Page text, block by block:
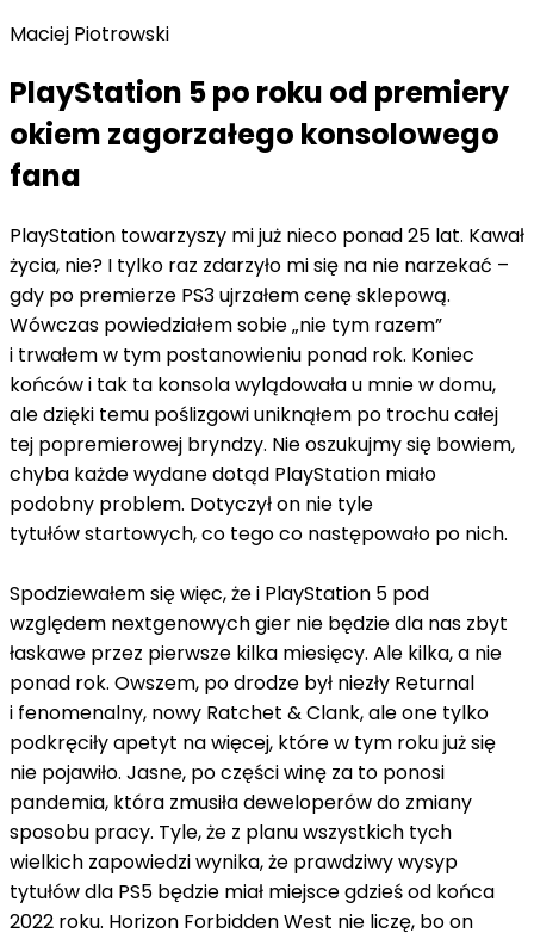
Maciej Piotrowski
PlayStation 5 po roku od premiery
okiem zagorzałego konsolowego
fana
PlayStation towarzyszy mi już nieco ponad 25 lat. Kawał
życia, nie? I tylko raz zdarzyło mi się na nie narzekać –
gdy po premierze PS3 ujrzałem cenę sklepową.
Wówczas powiedziałem sobie „nie tym razem”
i trwałem w tym postanowieniu ponad rok. Koniec
końców i tak ta konsola wylądowała u mnie w domu,
ale dzięki temu poślizgowi uniknąłem po trochu całej
tej popremierowej bryndzy. Nie oszukujmy się bowiem,
chyba każde wydane dotąd PlayStation miało
podobny problem. Dotyczył on nie tyle
tytułów startowych, co tego co następowało po nich.
Spodziewałem się więc, że i PlayStation 5 pod
względem nextgenowych gier nie będzie dla nas zbyt
łaskawe przez pierwsze kilka miesięcy. Ale kilka, a nie
ponad rok. Owszem, po drodze był niezły Returnal
i fenomenalny, nowy Ratchet & Clank, ale one tylko
podkręciły apetyt na więcej, które w tym roku już się
nie pojawiło. Jasne, po części winę za to ponosi
pandemia, która zmusiła deweloperów do zmiany
sposobu pracy. Tyle, że z planu wszystkich tych
wielkich zapowiedzi wynika, że prawdziwy wysyp
tytułów dla PS5 będzie miał miejsce gdzieś od końca
2022 roku. Horizon Forbidden West nie liczę, bo on